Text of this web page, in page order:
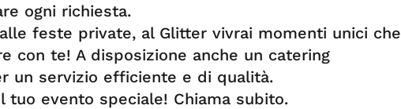
ogni richiesta.
feste private, al Glitter vivrai momenti unici che
con te! A disposizione anche un catering
un servizio efficiente e di qualità.
tuo evento speciale! Chiama subito.